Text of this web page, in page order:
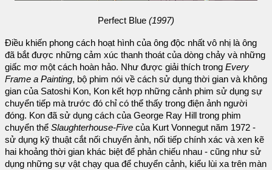
Perfect Blue (1997)
Điều khiến phong cách hoạt hình của ông độc nhất vô nhị là ông
đã bắt được những cảm xúc thanh thoát của dòng chảy và những
giấc mơ một cách hoàn hảo. Như được giải thích trong Every
Frame a Painting, bộ phim nói về cách sử dụng thời gian và không
gian của Satoshi Kon, Kon kết hợp những cảnh phim sử dụng sự
chuyển tiếp mà trước đó chỉ có thể thấy trong điện ảnh người
đóng. Kon đã sử dụng cách của George Ray Hill trong phim
chuyển thể Slaughterhouse-Five của Kurt Vonnegut năm 1972 -
sử dụng kỹ thuật cắt nối chuyển ảnh, nối tiếp chính xác và xen kẽ
hai khoảng thời gian khác biệt để phản chiếu nhau - cũng như sử
dụng những sự vật chạy qua để chuyển cảnh, kiểu lùi xa trên màn